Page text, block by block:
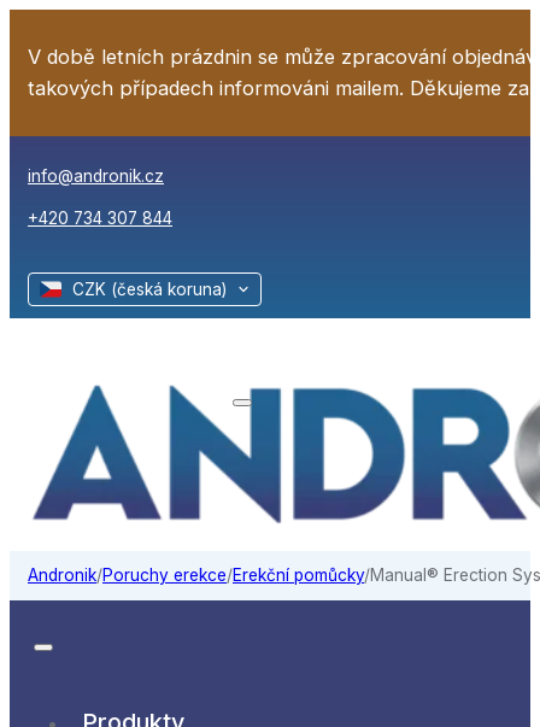
V době letních prázdnin se může zpracování
takových případech informováni mailem. Děkujeme za
info@andronik.cz
+420 734 307 844
Andronik/Poruchy erekce/Erekční pomůcky/Manual® Erection